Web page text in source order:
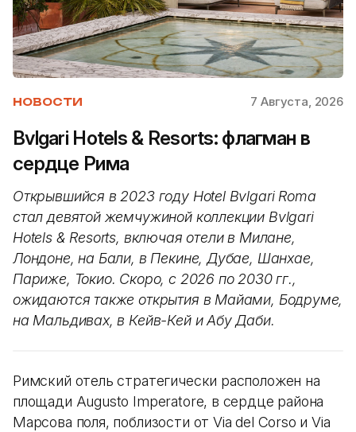
НОВОСТИ 7 Августа, 2026
Bvlgari Hotels & Resorts: флагман в
сердце Рима
Открывшийся в 2023 году Hotel Bvlgari Roma
стал девятой жемчужиной коллекции Bvlgari
Hotels & Resorts, включая отели в Милане,
Лондоне, на Бали, в Пекине, Дубае, Шанхае,
Париже, Токио. Скоро, с 2026 по 2030 гг.,
ожидаются также открытия в Майами, Бодруме,
на Мальдивах, в Кейв-Кей и Абу Даби.
Римский отель стратегически расположен на
площади Augusto Imperatore, в сердце района
Марсова поля, поблизости от Via del Corso и Via